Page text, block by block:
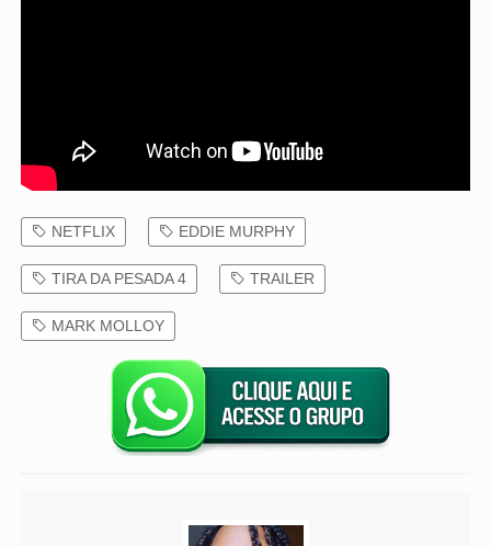
NETFLIX EDDIE MURPHY
TIRA DA PESADA 4 TRAILER
MARK MOLLOY